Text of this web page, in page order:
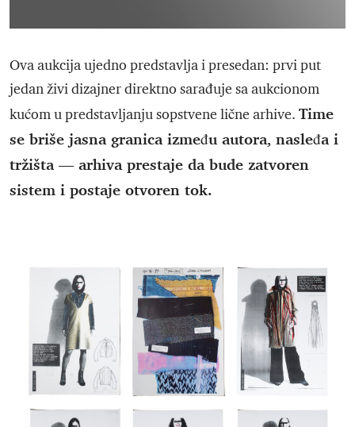
Ova aukcija ujedno predstavlja i presedan: prvi put
jedan živi dizajner direktno sarađuje sa aukcionom
kućom u predstavljanju sopstvene lične arhive. Time
se briše jasna granica između autora, nasleđa i
tržišta — arhiva prestaje da bude zatvoren
sistem i postaje otvoren tok.